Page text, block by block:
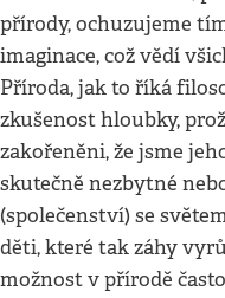
přírody, ochuzujeme
imaginace, což vědí
Příroda, jak to říká
zkušenost hloubky,
zakořeněni, že jsme
skutečně nezbytné
(společenství) se
děti, které tak záhy
možnost v přírodě